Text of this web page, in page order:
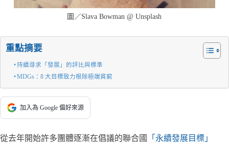
圖／Slava Bowman @ Unsplash
重點摘要
持續尋求「發展」的評比與標準
MDGs：8 大目標致力根除極端貧窮
加入為 Google 偏好來源
從去年開始許多團體逐漸在倡議的聯合國
「永續發展目標」